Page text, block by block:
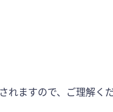
れますので、ご理解く